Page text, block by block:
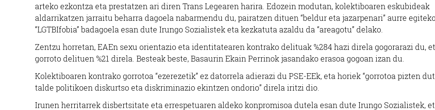
arteko ezkontza eta prestatzen ari diren Trans Legearen harira. Edozein modutan, kolektiboaren eskubideak
aldarrikatzen jarraitu beharra dagoela nabarmendu du, pairatzen dituen “beldur eta jazarpenari” aurre
“LGTBIfobia” badagoela esan dute Irungo Sozialistek eta kezkatuta azaldu da “areagotu” delako.
Zentzu horretan, EAEn sexu orientazio eta identitatearen kontrako delituak %284 hazi direla gogorarazi du,
gorroto delituen %21 direla. Besteak beste, Basaurin Ekain Perrinok jasandako erasoa gogoan izan du.
Kolektiboaren kontrako gorrotoa “ezerezetik” ez datorrela adierazi du PSE-EEk, eta horiek “gorrotoa pizten
talde politikoen diskurtso eta diskriminazio ekintzen ondorio” direla iritzi dio.
Irunen herritarrek disbertsitate eta errespetuaren aldeko konpromisoa dutela esan dute Irungo Sozialistek,